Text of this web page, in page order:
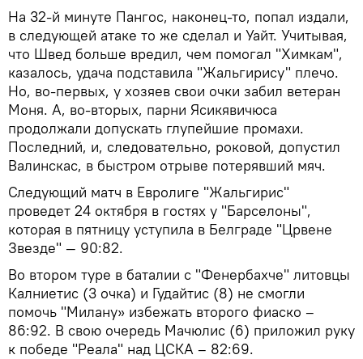
На 32-й минуте Пангос, наконец-то, попал издали,
в следующей атаке то же сделал и Уайт. Учитывая,
что Швед больше вредил, чем помогал "Химкам",
казалось, удача подставила "Жальгирису" плечо.
Но, во-первых, у хозяев свои очки забил ветеран
Моня. А, во-вторых, парни Ясикявичюса
продолжали допускать глупейшие промахи.
Последний, и, следовательно, роковой, допустил
Валинскас, в быстром отрыве потерявший мяч.
Следующий матч в Евролиге "Жальгирис"
проведет 24 октября в гостях у "Барселоны",
которая в пятницу уступила в Белграде "Црвене
Звезде" — 90:82.
Во втором туре в баталии с "Фенербахче" литовцы
Калниетис (3 очка) и Гудайтис (8) не смогли
помочь "Милану» избежать второго фиаско –
86:92. В свою очередь Мачюлис (6) приложил руку
к победе "Реала" над ЦСКА – 82:69.